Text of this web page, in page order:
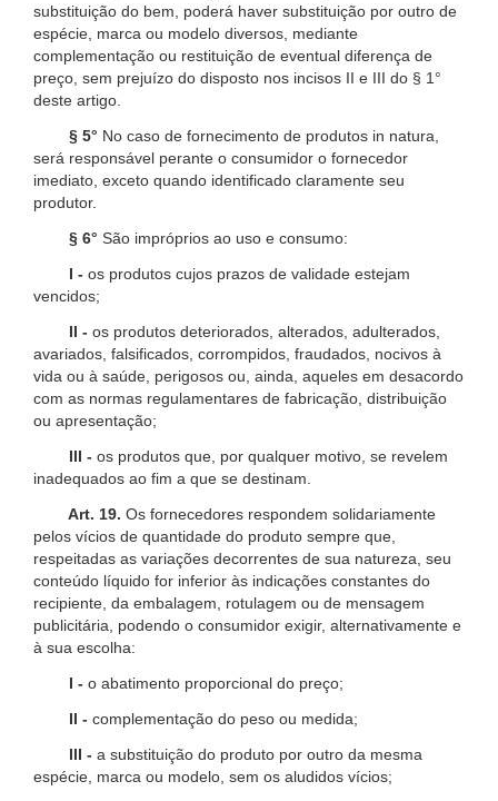
substituição do bem, poderá haver substituição por outro de
espécie, marca ou modelo diversos, mediante
complementação ou restituição de eventual diferença de
preço, sem prejuízo do disposto nos incisos II e III do § 1°
deste artigo.
§ 5° No caso de fornecimento de produtos in natura,
será responsável perante o consumidor o fornecedor
imediato, exceto quando identificado claramente seu
produtor.
§ 6° São impróprios ao uso e consumo:
I - os produtos cujos prazos de validade estejam
vencidos;
II - os produtos deteriorados, alterados, adulterados,
avariados, falsificados, corrompidos, fraudados, nocivos à
vida ou à saúde, perigosos ou, ainda, aqueles em desacordo
com as normas regulamentares de fabricação, distribuição
ou apresentação;
III - os produtos que, por qualquer motivo, se revelem
inadequados ao fim a que se destinam.
Art. 19. Os fornecedores respondem solidariamente
pelos vícios de quantidade do produto sempre que,
respeitadas as variações decorrentes de sua natureza, seu
conteúdo líquido for inferior às indicações constantes do
recipiente, da embalagem, rotulagem ou de mensagem
publicitária, podendo o consumidor exigir, alternativamente e
à sua escolha:
I - o abatimento proporcional do preço;
II - complementação do peso ou medida;
III - a substituição do produto por outro da mesma
espécie, marca ou modelo, sem os aludidos vícios;